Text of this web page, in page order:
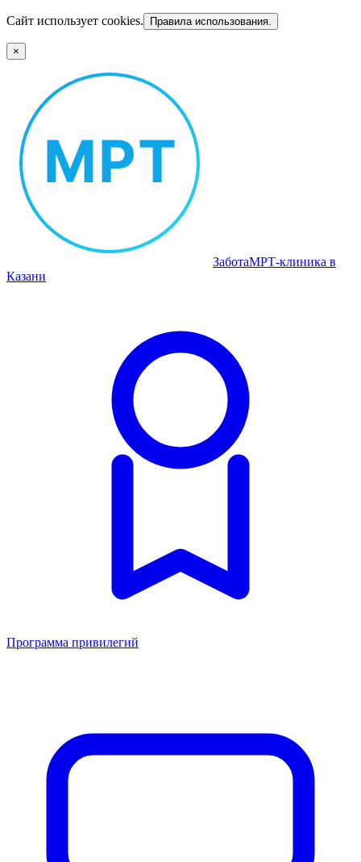
Сайт использует cookies. Правила использования.
×
ЗаботаМРТ‑клиника в
Казани
Программа привилегий